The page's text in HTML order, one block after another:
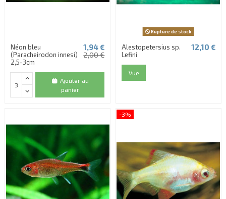
Néon bleu
(Paracheirodon innesi)
2,5-3cm
1,94 €
2,00 €
Ajouter au
panier
Rupture de stock
Alestopetersius sp.
Lefini
12,10 €
Vue
-3%